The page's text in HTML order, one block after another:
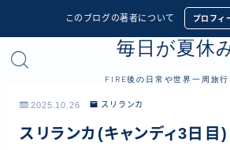
このブログの著者について プロフィ
毎日が夏休
FIRE後の日常や世界一周旅行
MENU
プロフィール
2025.10.26 スリランカ
スリランカ(キャンディ3日目)